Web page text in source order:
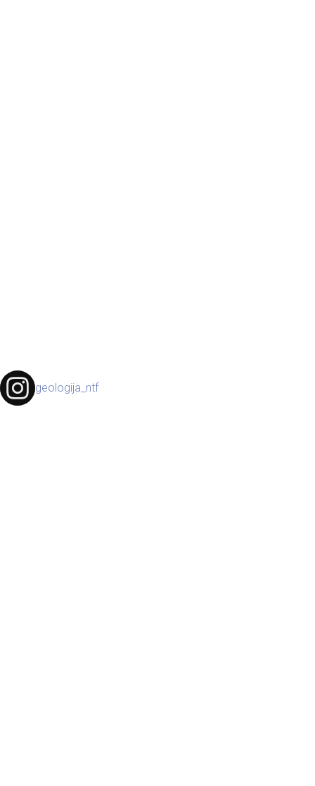
geologija_ntf